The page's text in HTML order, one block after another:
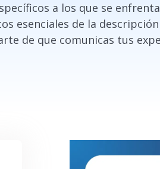
a los que se
esenciales de la
de que comunicas tus